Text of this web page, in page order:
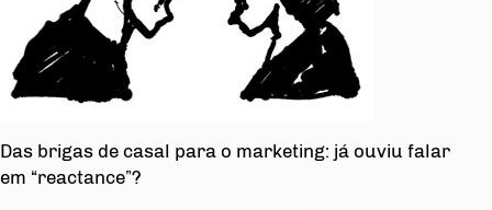
Das brigas de casal para o marketing: já ouviu falar
em “reactance”?